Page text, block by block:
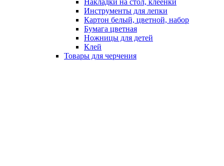
Накладки на стол, клеёнки
Инструменты для лепки
Картон белый, цветной, набор
Бумага цветная
Ножницы для детей
Клей
Товары для черчения